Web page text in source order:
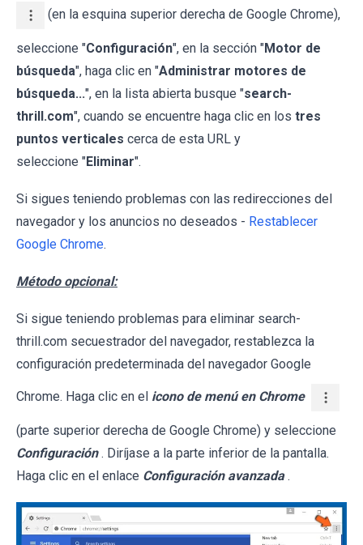
(en la esquina superior derecha de Google Chrome),
seleccione "Configuración", en la sección "Motor de
búsqueda", haga clic en "Administrar motores de
búsqueda...", en la lista abierta busque "search-
thrill.com", cuando se encuentre haga clic en los tres
puntos verticales cerca de esta URL y
seleccione "Eliminar".
Si sigues teniendo problemas con las redirecciones del
navegador y los anuncios no deseados - Restablecer
Google Chrome.
Método opcional:
Si sigue teniendo problemas para eliminar search-
thrill.com secuestrador del navegador, restablezca la
configuración predeterminada del navegador Google
Chrome. Haga clic en el icono de menú en Chrome
(parte superior derecha de Google Chrome) y seleccione
Configuración . Diríjase a la parte inferior de la pantalla.
Haga clic en el enlace Configuración avanzada .